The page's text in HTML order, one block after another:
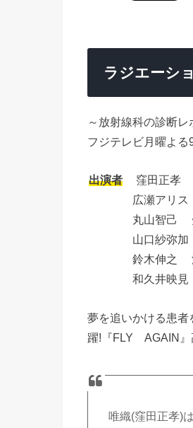
ラジエーシ
～放射線科の診断レ
フジテレビ月曜よる
出演者
窪田正孝
広瀬アリス
丸山智己 矢
山口紗弥加
鈴木伸之 浅
和久井映見
夢を追いかける患
躍!『FLY AGAIN』
唯織(窪田正孝)